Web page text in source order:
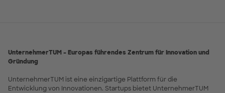
UnternehmerTUM – Europas führendes Zentrum für Innovation und
Gründung
UnternehmerTUM ist eine einzigartige Plattform für die
Entwicklung von Innovationen. Startups bietet UnternehmerTUM